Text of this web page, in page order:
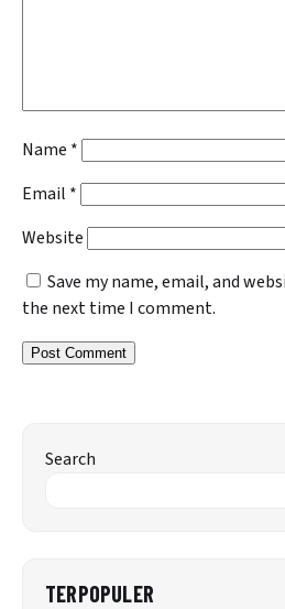
Name *
Email *
Website
Save my name, email, and
the next time I comment.
Search
TERPOPULER